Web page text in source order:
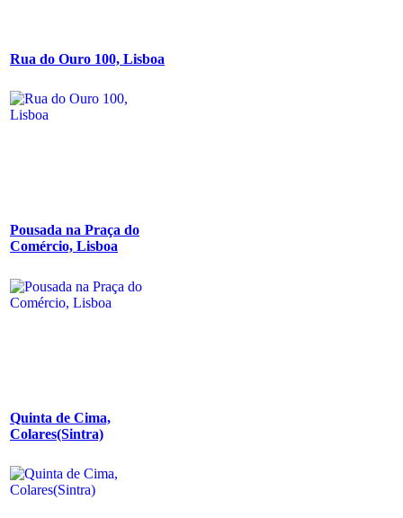
Rua do Ouro 100, Lisboa
Pousada na Praça do
Comércio, Lisboa
Quinta de Cima,
Colares(Sintra)